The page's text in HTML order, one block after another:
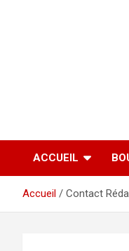
ACCUEIL
Accueil Contact